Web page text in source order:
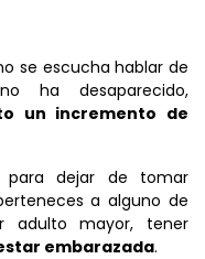
se escucha hablar de
ha desaparecido,
un incremento de
para dejar de tomar
a alguno de
adulto mayor, tener
embarazada.